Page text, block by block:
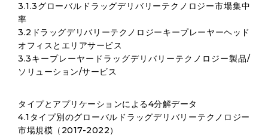
3.1.3グローバルドラッグデリバリーテクノロジー市場集中
率
3.2ドラッグデリバリーテクノロジーキープレーヤーヘッド
オフィスとエリアサービス
3.3キープレーヤードラッグデリバリーテクノロジー製品/
ソリューション/サービス
タイプとアプリケーションによる4分解データ
4.1タイプ別のグローバルドラッグデリバリーテクノロジー
市場規模（2017-2022）